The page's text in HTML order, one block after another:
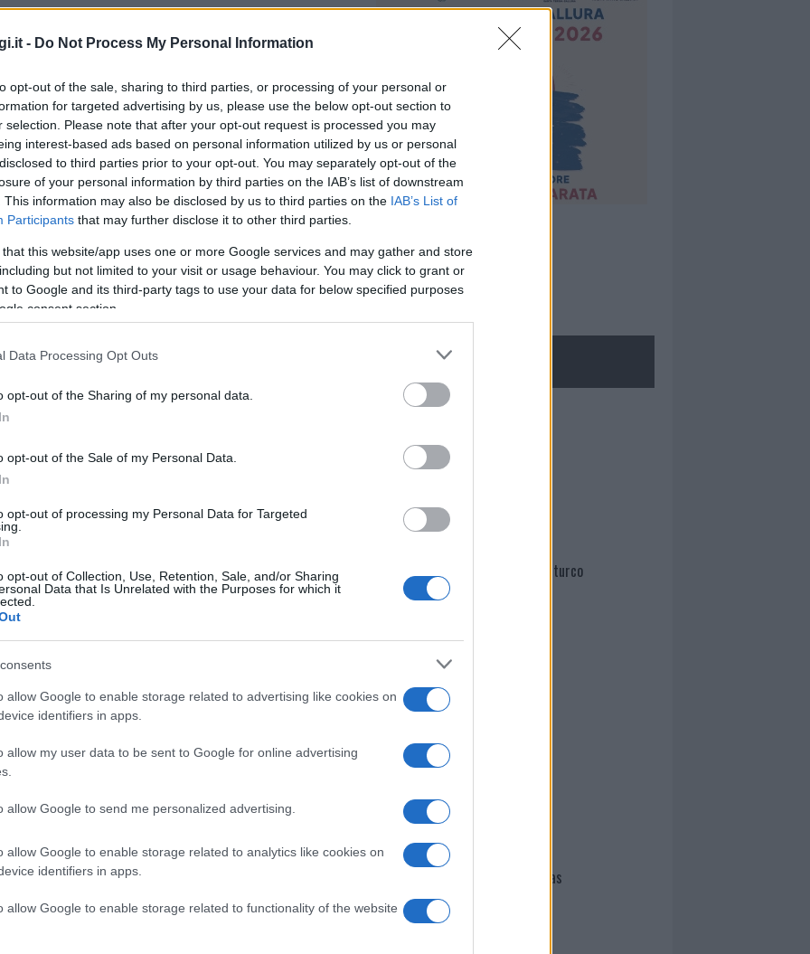
- Do Not Process My Personal Information
opt-out of the sale, sharing to third parties, or processing of your personal or
for targeted advertising by us, please use the below opt-out section to
selection. Please note that after your opt-out request is processed you may
interest-based ads based on personal information utilized by us or personal
to third parties prior to your opt-out. You may separately opt-out of the
of your personal information by third parties on the IAB’s list of downstream
This information may also be disclosed by us to third parties on the IAB’s List of
Participants that may further disclose it to other third parties.
that this website/app uses one or more Google services and may gather and store
but not limited to your visit or usage behaviour. You may click to grant or
to Google and its third-party tags to use your data for below specified purposes
consent section.
Data Processing Opt Outs
opt-out of the Sharing of my personal data.
opt-out of the Sale of my Personal Data.
opt-out of processing my Personal Data for Targeted
opt-out of Collection, Use, Retention, Sale, and/or Sharing
Data that Is Unrelated with the Purposes for which it
allow Google to enable storage related to advertising like cookies on
identifiers in apps.
allow my user data to be sent to Google for online advertising
allow Google to send me personalized advertising.
allow Google to enable storage related to analytics like cookies on
identifiers in apps.
allow Google to enable storage related to functionality of the website
ma che ci ha regalato grandissima
– fa sapere la maggioranza -. Grazie a
quando
continuare arimanere nella loro isola
oggi fra la propria gente”. Per il progetto sono
ne parla da oltre venti anni, era giunto il
in considerazione seriamente e con
che questa opera possa fare la
per questo ne andiamo così fieri, per
mantenuta a tutti i costi! Che le
a noi questo bellissimo sogno che regala
concludono.
nella sezione
NECROLOGIE
Martina Agostina Diturco
I nostri cari
I nostri cari
Giovannimaria Cabras